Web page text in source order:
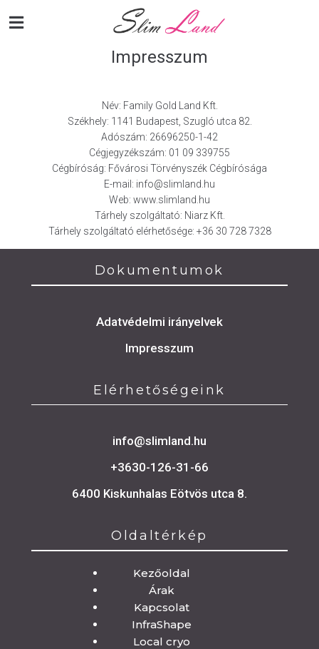
Impresszum
Név: Family Gold Land Kft.
Székhely: 1141 Budapest, Szugló utca 82.
Adószám: 26696250-1-42
Cégjegyzékszám: 01 09 339755
Cégbíróság: Fővárosi Törvényszék Cégbírósága
E-mail: info@slimland.hu
Web: www.slimland.hu
Tárhely szolgáltató: Niarz Kft.
Tárhely szolgáltató elérhetősége: +36 30 728 7328
Dokumentumok
Adatvédelmi irányelvek
Impresszum
Elérhetőségeink
info@slimland.hu
+3630-126-31-66
6400 Kiskunhalas Eötvös utca 8.
Oldaltérkép
Kezőoldal
Árak
Kapcsolat
InfraShape
Local cryo